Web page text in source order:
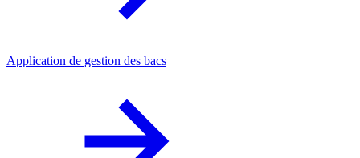
Application de gestion des bacs